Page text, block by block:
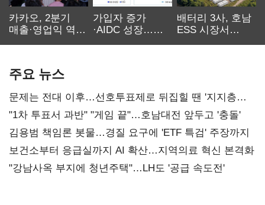
카카오, 2분기
매출·영업익 역대
가입자 증가
·AIDC 성장…
배터리 3사, 호남
ESS 시장서
주요 뉴스
문제는 전대 이후…선호투표제로 뒤집힐 땐 '지지층
불복'
"1차 투표서 과반" "게임 끝"…호남대전 앞두고 '충돌'
김용범 책임론 봇물…경질 요구에 'ETF 특검' 주장까지
보건소부터 응급실까지 AI 확산…지역의료 혁신 본격화
"강남사옥 부지에 청년주택"…LH도 '공급 속도전'